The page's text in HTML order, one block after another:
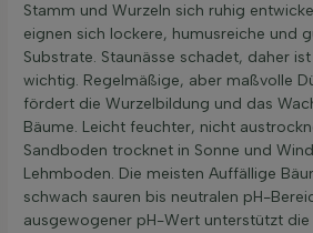
Stamm und Wurzeln sich ruhig
eignen sich lockere, humusreiche und
Substrate. Staunässe schadet, daher
wichtig. Regelmäßige, aber maßvolle
fördert die Wurzelbildung und das
Bäume. Leicht feuchter, nicht
Sandboden trocknet in Sonne und
Lehmboden. Die meisten Auffällige
schwach sauren bis neutralen pH-
ausgewogener pH-Wert unterstützt